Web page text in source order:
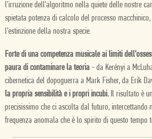
l'irruzione dell'algoritmo nella quiete delle nostre
spietata potenza di calcolo del processo macchinico,
l'estinzione della nostra specie.
Forte di una competenza musicale ai limiti
paura di contaminare la teoria - da Kerényi a
cibernetica del dopoguerra a Mark Fisher, da Erik
la propria sensibilità e i propri incubi.Il risultato è
precisissimo che ci ascolta dal futuro, intercettando
frequenza anomala che è lo spirito di questo tempo